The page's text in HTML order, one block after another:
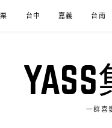
台中 嘉義 台南
一群喜